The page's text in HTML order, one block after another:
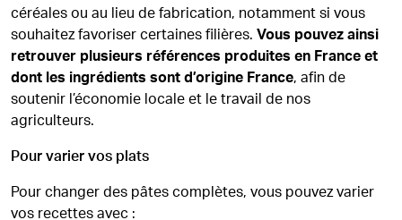
céréales ou au lieu de fabrication, notamment si vous
souhaitez favoriser certaines filières. Vous pouvez ainsi
retrouver plusieurs références produites en France et
dont les ingrédients sont d’origine France, afin de
soutenir l’économie locale et le travail de nos
agriculteurs.
Pour varier vos plats
Pour changer des pâtes complètes, vous pouvez varier
vos recettes avec :